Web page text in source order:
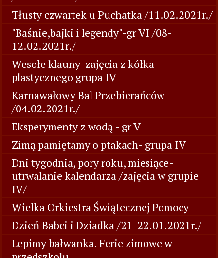
Tłusty czwartek u Puchatka /11.02.2021r./
"Baśnie,bajki i legendy"-gr VI /08-
12.02.2021r./
Wesołe klauny-zajęcia z kółka
plastycznego grupa IV
Karnawałowy Bal Przebierańców
/04.02.2021r./
Eksperymenty z wodą - gr V
Zimą pamiętamy o ptakach- grupa IV
Dni tygodnia, pory roku, miesiące-
utrwalanie kalendarza /zajęcia w grupie
IV/
Wielka Orkiestra Świątecznej Pomocy
Dzień Babci i Dziadka /21-22.01.2021r./
Lepimy bałwanka. Ferie zimowe w